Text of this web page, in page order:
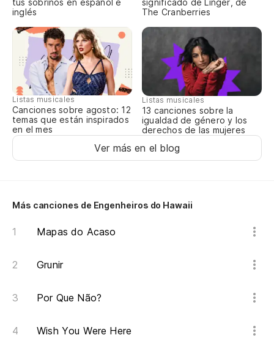
tus sobrinos en español e
inglés
significado de Linger, de
The Cranberries
Listas musicales
Canciones sobre agosto: 12
temas que están inspirados
en el mes
Listas musicales
13 canciones sobre la
igualdad de género y los
derechos de las mujeres
Ver más en el blog
Más canciones de Engenheiros do Hawaii
Mapas do Acaso
Grunir
Por Que Não?
Wish You Were Here